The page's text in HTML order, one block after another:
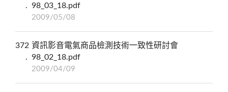
98_03_18.pdf
2009/05/08
372 資訊影音電氣商品檢測技術一致性研討會
98_02_18.pdf
2009/04/09